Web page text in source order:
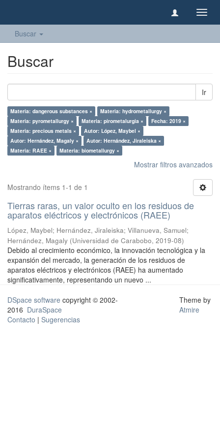
Buscar
Buscar
Ir
Materia: dangerous substances ×
Materia: hydrometallurgy ×
Materia: pyrometallurgy ×
Materia: pirometalurgia ×
Fecha: 2019 ×
Materia: precious metals ×
Autor: López, Maybel ×
Autor: Hernández, Magaly ×
Autor: Hernández, Jiraleiska ×
Materia: RAEE ×
Materia: biometallurgy ×
Mostrar filtros avanzados
Mostrando ítems 1-1 de 1
Tierras raras, un valor oculto en los residuos de
aparatos eléctricos y electrónicos (RAEE)
López, Maybel; Hernández, Jiraleiska; Villanueva, Samuel;
Hernández, Magaly (Universidad de Carabobo, 2019-08)
Debido al crecimiento económico, la innovación tecnológica y la
expansión del mercado, la generación de los residuos de
aparatos eléctricos y electrónicos (RAEE) ha aumentado
significativamente, representando un nuevo ...
DSpace software copyright © 2002-
2016 DuraSpace
Contacto | Sugerencias
Theme by
Atmire